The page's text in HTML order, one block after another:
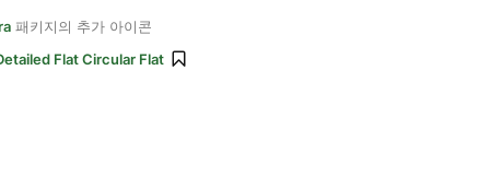
패키지의 추가 아이콘
Flat Circular Flat